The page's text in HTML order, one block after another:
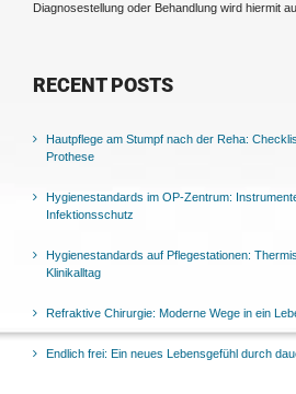
Diagnosestellung oder Behandlung wird hiermit
RECENT POSTS
Hautpflege am Stumpf nach der Reha:
Prothese
Hygienestandards im OP-Zentrum:
Infektionsschutz
Hygienestandards auf Pflegestationen:
Klinikalltag
Refraktive Chirurgie: Moderne Wege in ein
Endlich frei: Ein neues Lebensgefühl durch